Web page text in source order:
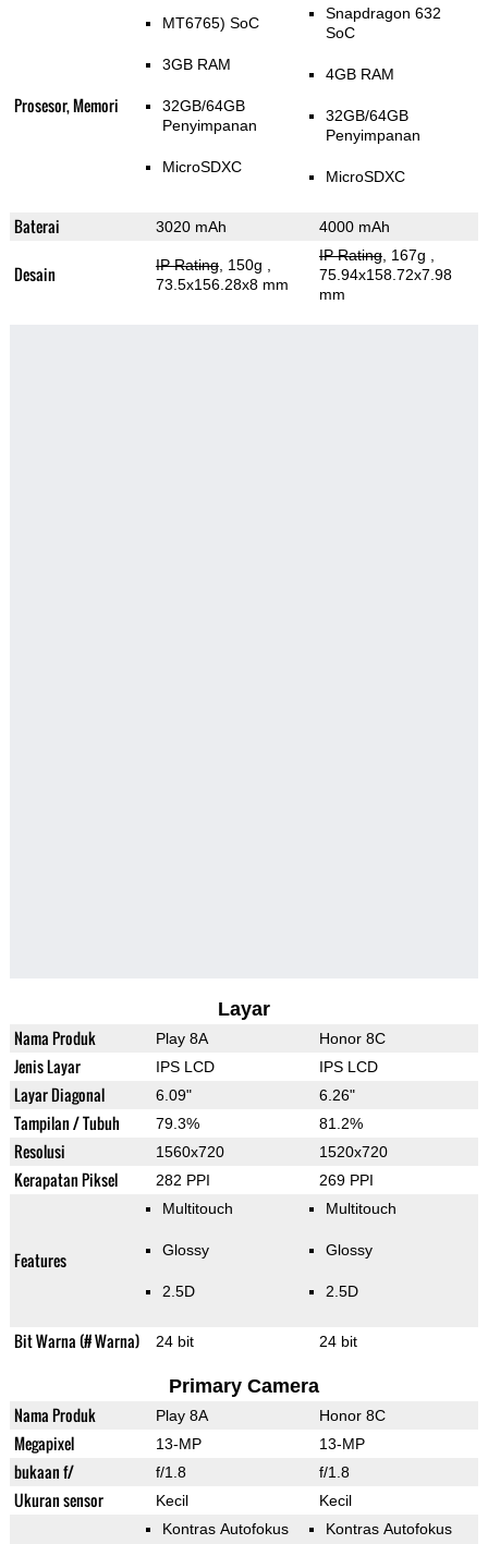
Prosesor, Memori
MT6765) SoC
3GB RAM
32GB/64GB
Penyimpanan
MicroSDXC
Snapdragon 632
SoC
4GB RAM
32GB/64GB
Penyimpanan
MicroSDXC
Baterai 3020 mAh 4000 mAh
Desain IP Rating, 150g
73.5x156.28x8 mm
IP Rating, 167g
75.94x158.72x7.98
mm
Layar
Nama Produk Play 8A Honor 8C
Jenis Layar IPS LCD IPS LCD
Layar Diagonal 6.09" 6.26"
Tampilan / Tubuh 79.3% 81.2%
Resolusi 1560x720 1520x720
Kerapatan Piksel 282 PPI 269 PPI
Features
Multitouch
Glossy
2.5D
Multitouch
Glossy
2.5D
Bit Warna (# Warna) 24 bit 24 bit
Primary Camera
Nama Produk Play 8A Honor 8C
Megapixel 13-MP 13-MP
bukaan f/ f/1.8 f/1.8
Ukuran sensor Kecil Kecil
Kontras Autofokus Kontras Autofokus